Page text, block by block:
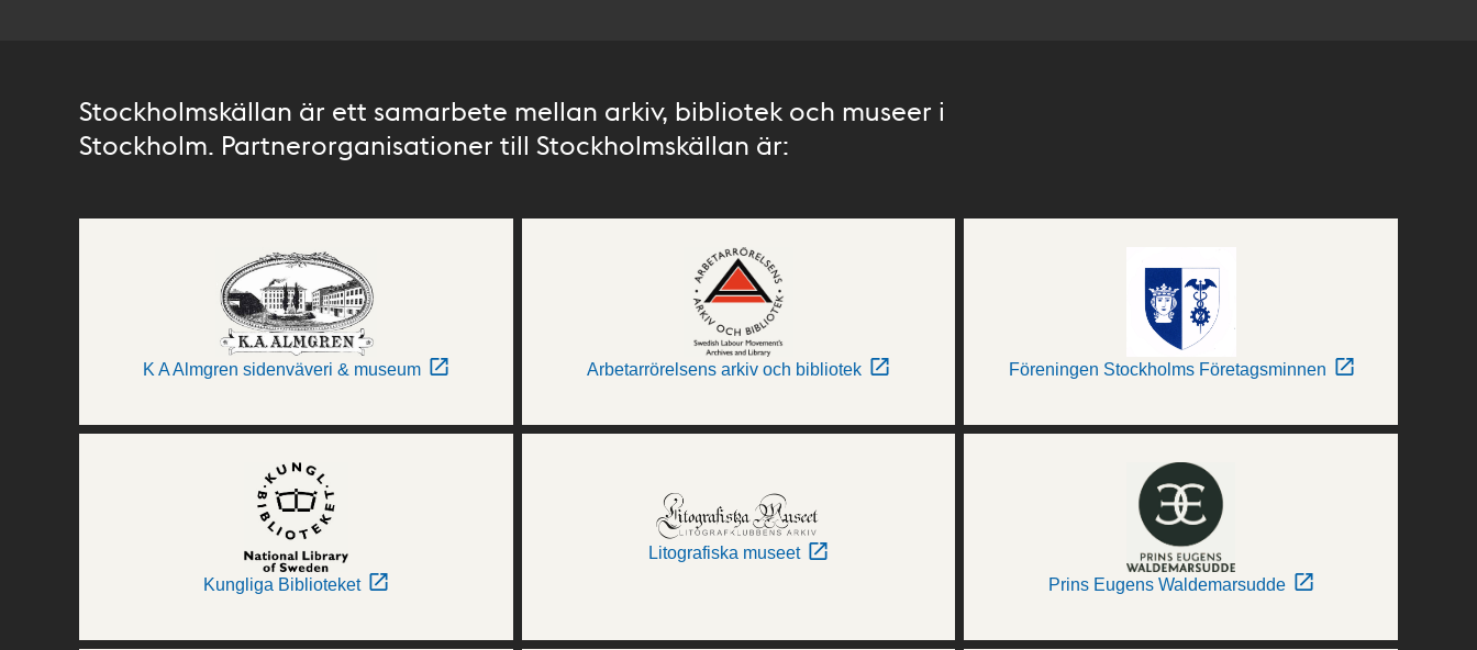
Stockholmskällan är ett samarbete mellan arkiv, bibliotek och museer i
Stockholm. Partnerorganisationer till Stockholmskällan är:
K A Almgren sidenväveri & museum Arbetarrörelsens arkiv och bibliotek Föreningen Stockholms Företagsminnen
Kungliga Biblioteket
Litografiska museet
Prins Eugens Waldemarsudde